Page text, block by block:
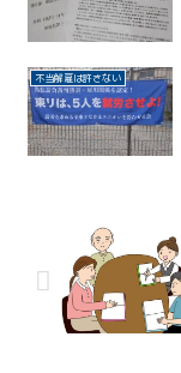
不当解雇は許さない